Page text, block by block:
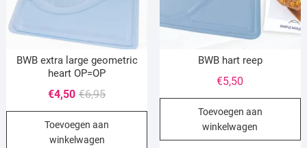
BWB extra large geometric
heart OP=OP
€6,95Oorspronkelijke
prijs
was:
€4,50
Huidige
prijs
is:
Toevoegen aan
winkelwagen
BWB hart reep
€5,50
Toevoegen aan
winkelwagen